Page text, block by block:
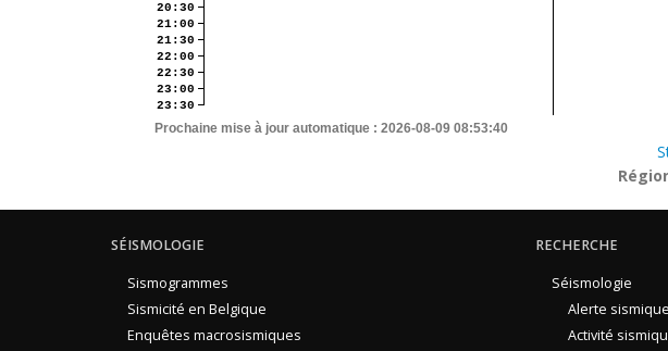
20:30
21:00
21:30
22:00
22:30
23:00
23:30
Prochaine mise à jour automatique : 2026-08-09 08:53:40
SÉISMOLOGIE
Sismogrammes
Sismicité en Belgique
Enquêtes macrosismiques
RECHERCHE
Séismologie
Alerte sismique
Activité